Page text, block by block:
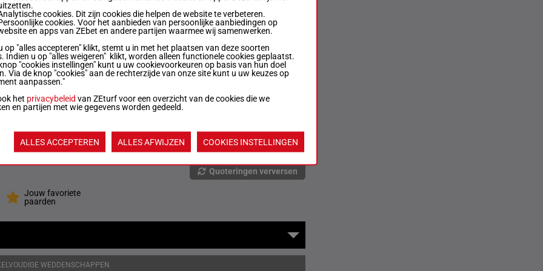
1640m 1'11"0
€ 154.959
5a 1m 1m 3a 1m
1640m 1'10"6
€ 149.874
0m 4m 3m (22) 3m 4m
1640m 1'11"4
€ 147.300
5m Dm 6m (22) 3m 3m
1640m 1'10"4
€ 474.840
0m 6m (22) 0m 1m 1m
Quoteringen verversen
Jouw favoriete
paarden
WEDDENSCHAPPEN
cookies. Dit zijn cookies die helpen de website te verbeteren.
cookies. Voor het aanbieden van persoonlijke aanbiedingen op
en apps van ZEbet en andere partijen waarmee wij samenwerken.
op "alles accepteren" klikt, stemt u in met het plaatsen van deze soorten
Indien u op "alles weigeren" klikt, worden alleen functionele cookies geplaatst.
"cookies instellingen" kunt u uw cookievoorkeuren op basis van hun doel
Via de knop "cookies" aan de rechterzijde van onze site kunt u uw keuzes op
aanpassen."
het privacybeleid van ZEturf voor een overzicht van de cookies die we
en partijen met wie gegevens worden gedeeld.
ALLES ACCEPTEREN ALLES AFWIJZEN COOKIES INSTELLINGEN